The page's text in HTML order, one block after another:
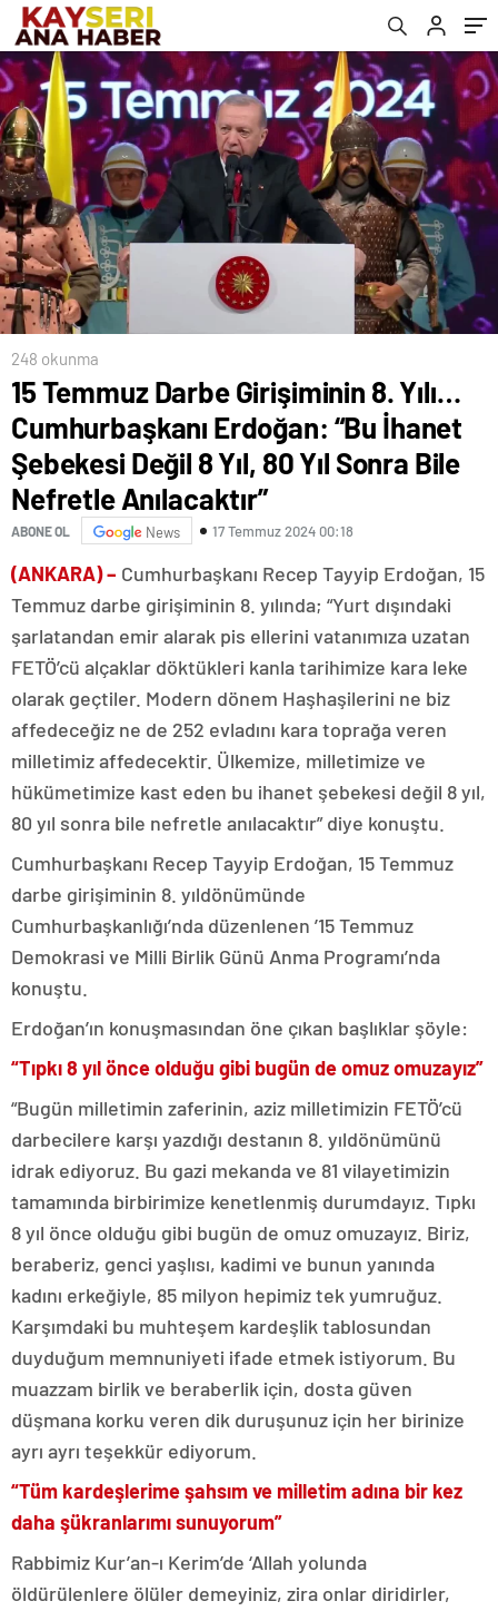
Şebekesi Değil 8 Yıl, 80 Yıl Sonra Bile
Nefretle Anılacaktır”
248 okunma
15 Temmuz Darbe Girişiminin 8. Yılı…
Cumhurbaşkanı Erdoğan: “Bu İhanet
Şebekesi Değil 8 Yıl, 80 Yıl Sonra Bile
Nefretle Anılacaktır”
ABONE OL News 17 Temmuz 2024 00:18
(ANKARA) – Cumhurbaşkanı Recep Tayyip Erdoğan, 15
Temmuz darbe girişiminin 8. yılında; “Yurt dışındaki
şarlatandan emir alarak pis ellerini vatanımıza uzatan
FETÖ’cü alçaklar döktükleri kanla tarihimize kara leke
olarak geçtiler. Modern dönem Haşhaşilerini ne biz
affedeceğiz ne de 252 evladını kara toprağa veren
milletimiz affedecektir. Ülkemize, milletimize ve
hükümetimize kast eden bu ihanet şebekesi değil 8 yıl,
80 yıl sonra bile nefretle anılacaktır” diye konuştu.
Cumhurbaşkanı Recep Tayyip Erdoğan, 15 Temmuz
darbe girişiminin 8. yıldönümünde
Cumhurbaşkanlığı’nda düzenlenen ’15 Temmuz
Demokrasi ve Milli Birlik Günü Anma Programı’nda
konuştu.
Erdoğan’ın konuşmasından öne çıkan başlıklar şöyle:
“Tıpkı 8 yıl önce olduğu gibi bugün de omuz omuzayız”
“Bugün milletimin zaferinin, aziz milletimizin FETÖ’cü
darbecilere karşı yazdığı destanın 8. yıldönümünü
idrak ediyoruz. Bu gazi mekanda ve 81 vilayetimizin
tamamında birbirimize kenetlenmiş durumdayız. Tıpkı
8 yıl önce olduğu gibi bugün de omuz omuzayız. Biriz,
beraberiz, genci yaşlısı, kadimi ve bunun yanında
kadını erkeğiyle, 85 milyon hepimiz tek yumruğuz.
Karşımdaki bu muhteşem kardeşlik tablosundan
duyduğum memnuniyeti ifade etmek istiyorum. Bu
muazzam birlik ve beraberlik için, dosta güven
düşmana korku veren dik duruşunuz için her birinize
ayrı ayrı teşekkür ediyorum.
“Tüm kardeşlerime şahsım ve milletim adına bir kez
daha şükranlarımı sunuyorum”
Rabbimiz Kur’an-ı Kerim’de ‘Allah yolunda
öldürülenlere ölüler demeyiniz, zira onlar diridirler,